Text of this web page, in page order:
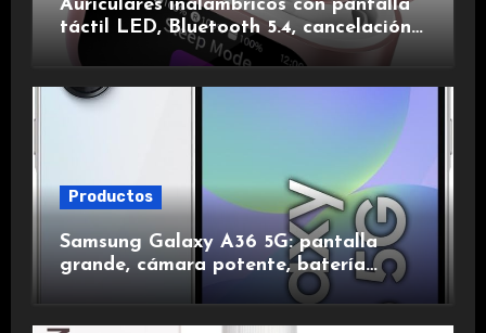
Auriculares inalámbricos con pantalla
táctil LED, Bluetooth 5.4, cancelación
de ruido, impermeables y de larga
Productos
Samsung Galaxy A36 5G: pantalla
grande, cámara potente, batería
duradera y carga rápida para una